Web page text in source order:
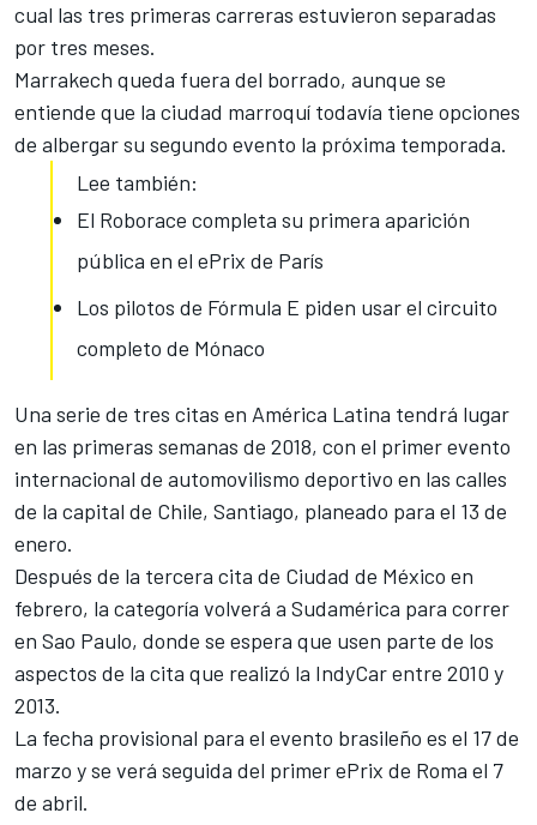
cual las tres primeras carreras estuvieron separadas
por tres meses.
Marrakech queda fuera del borrado, aunque se
entiende que la ciudad marroquí todavía tiene opciones
de albergar su segundo evento la próxima temporada.
Lee también:
El Roborace completa su primera aparición
pública en el ePrix de París
Los pilotos de Fórmula E piden usar el circuito
completo de Mónaco
Una serie de tres citas en América Latina tendrá lugar
en las primeras semanas de 2018, con el primer evento
internacional de automovilismo deportivo en las calles
de la capital de Chile, Santiago, planeado para el 13 de
enero.
Después de la tercera cita de Ciudad de México en
febrero, la categoría volverá a Sudamérica para correr
en Sao Paulo, donde se espera que usen parte de los
aspectos de la cita que realizó la IndyCar entre 2010 y
2013.
La fecha provisional para el evento brasileño es el 17 de
marzo y se verá seguida del primer ePrix de Roma el 7
de abril.